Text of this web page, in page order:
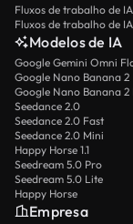
Fluxos de trabalho de
Fluxos de trabalho de
Modelos de IA
Google Gemini Omni
Google Nano Banana 2
Google Nano Banana 2
Seedance 2.0
Seedance 2.0 Fast
Seedance 2.0 Mini
Happy Horse 1.1
Seedream 5.0 Pro
Seedream 5.0 Lite
Happy Horse
Empresa